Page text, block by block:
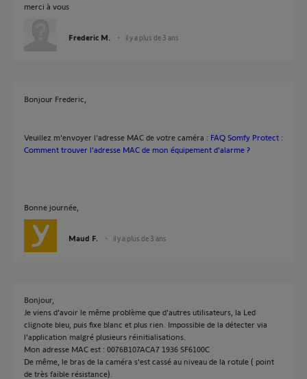
merci à vous
Frederic M. il y a plus de 3 ans
Bonjour Frederic,
Veuillez m'envoyer l'adresse MAC de votre caméra : FAQ Somfy Protect :
Comment trouver l’adresse MAC de mon équipement d'alarme ?
Bonne journée,
Maud F. il y a plus de 3 ans
Bonjour,
Je viens d'avoir le même problème que d'autres utilisateurs, la Led
clignote bleu, puis fixe blanc et plus rien. Impossible de la détecter via
l'application malgré plusieurs réinitialisations.
Mon adresse MAC est : 0076B107ACA7 1936 SF6100C
De même, le bras de la caméra s'est cassé au niveau de la rotule ( point
de très faible résistance).